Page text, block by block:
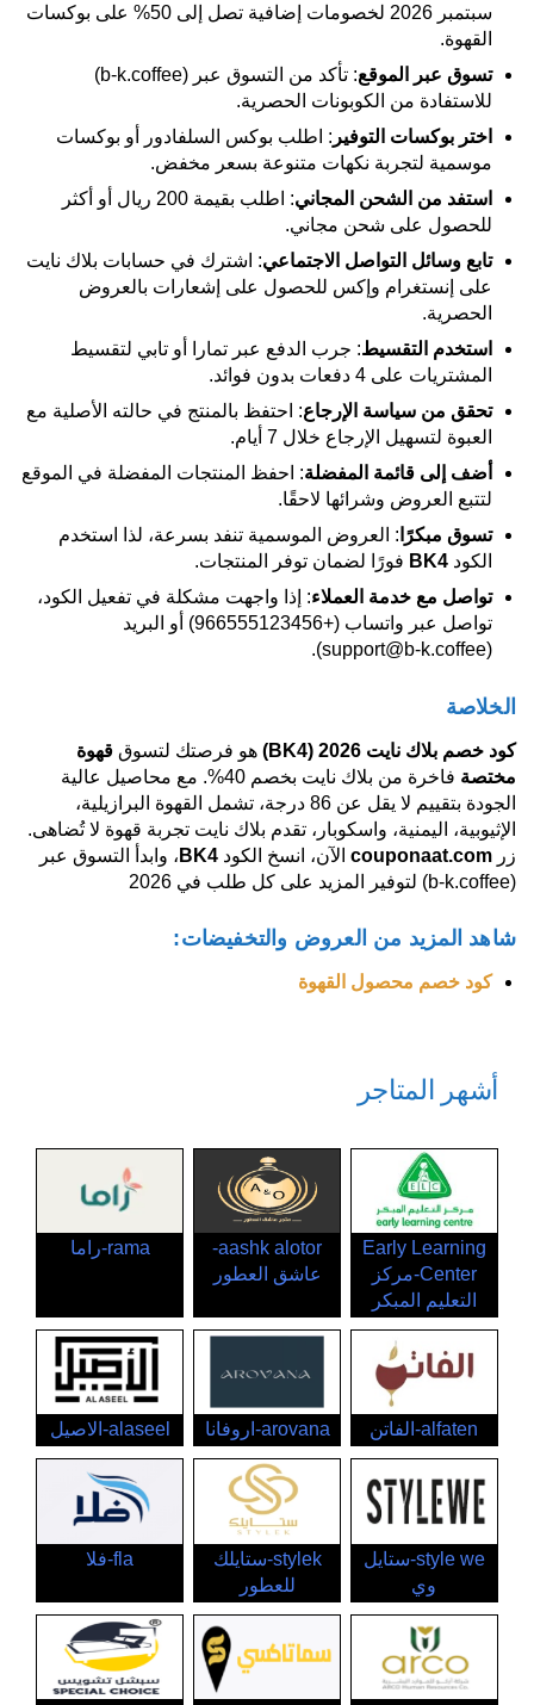
سبتمبر 2026 لخصومات إضافية تصل إلى 50% على بوكسات
القهوة.
تسوق عبر الموقع
: تأكد من التسوق عبر (b-k.coffee)
للاستفادة من الكوبونات الحصرية.
اختر بوكسات التوفير : اطلب بوكس السلفادور أو بوكسات
موسمية لتجربة نكهات متنوعة بسعر مخفض.
استفد من الشحن المجاني
: اطلب بقيمة 200 ريال أو أكثر
للحصول على شحن مجاني.
تابع وسائل التواصل الاجتماعي: اشترك في حسابات بلاك نايت
على إنستغرام وإكس للحصول على إشعارات بالعروض
الحصرية.
استخدم التقسيط: جرب الدفع عبر تمارا أو تابي لتقسيط
المشتريات على 4 دفعات بدون فوائد.
تحقق من سياسة الإرجاع: احتفظ بالمنتج في حالته الأصلية مع
العبوة لتسهيل الإرجاع خلال 7 أيام.
أضف إلى قائمة المفضلة: احفظ المنتجات المفضلة في الموقع
لتتبع العروض وشرائها لاحقًا.
تسوق مبكرًا : العروض الموسمية تنفد بسرعة، لذا استخدم
الكود BK4 فورًا لضمان توفر المنتجات.
تواصل مع خدمة العملاء: إذا واجهت مشكلة في تفعيل الكود،
تواصل عبر واتساب (+966555123456) أو البريد
(support@b-k.coffee).
الخلاصة
كود خصم بلاك نايت 2026 (BK4) هو فرصتك لتسوق قهوة
مختصة
فاخرة من بلاك نايت بخصم 40%. مع محاصيل عالية
الجودة بتقييم لا يقل عن 86 درجة، تشمل القهوة البرازيلية،
الإثيوبية، اليمنية، واسكوبار، تقدم بلاك نايت تجربة قهوة لا تُضاهى.
زر couponaat.com الآن، انسخ الكود BK4 ، وابدأ التسوق عبر
(b-k.coffee) لتوفير المزيد على كل طلب في 2026
شاهد المزيد من العروض والتخفيضات:
كود خصم محصول القهوة
أشهر المتاجر
Early Learning
Center-مركز
التعليم المبكر
aashk alotor-
عاشق العطور
rama-راما
alfaten-الفاتن arovana-اروفانا alaseel-الاصيل
style we-ستايل
وي
stylek-ستايلك
للعطور
fla-فلا